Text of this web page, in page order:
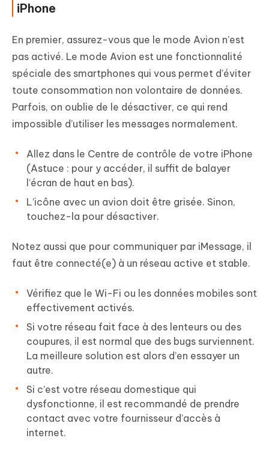
iPhone
En premier, assurez-vous que le mode Avion n’est
pas activé. Le mode Avion est une fonctionnalité
spéciale des smartphones qui vous permet d’éviter
toute consommation non volontaire de données.
Parfois, on oublie de le désactiver, ce qui rend
impossible d’utiliser les messages normalement.
Allez dans le Centre de contrôle de votre iPhone
(Astuce : pour y accéder, il suffit de balayer
l’écran de haut en bas).
L’icône avec un avion doit être grisée. Sinon,
touchez-la pour désactiver.
Notez aussi que pour communiquer par iMessage, il
faut être connecté(e) à un réseau active et stable.
Vérifiez que le Wi-Fi ou les données mobiles sont
effectivement activés.
Si votre réseau fait face à des lenteurs ou des
coupures, il est normal que des bugs surviennent.
La meilleure solution est alors d’en essayer un
autre.
Si c’est votre réseau domestique qui
dysfonctionne, il est recommandé de prendre
contact avec votre fournisseur d’accès à
internet.